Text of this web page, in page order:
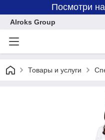
Посмотри
Alroks Group
Товары и услуги